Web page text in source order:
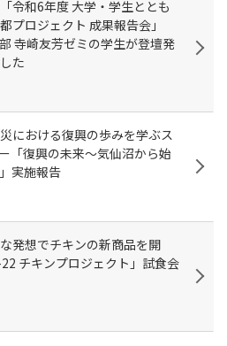
令和6年度 大学・学生ととも
プロジェクト 成果報告会」
寺崎友芳ゼミの学生が登壇発
た
における復興の歩みを学ぶス
「復興の未来～気仙沼から始
実施報告
発想でチキンの新商品を開
チキンプロジェクト」試食会